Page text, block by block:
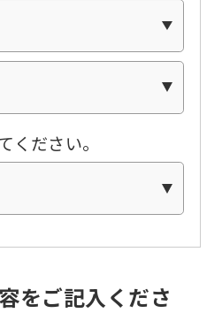
ください。
をご記入くださ
return
the
top
However,